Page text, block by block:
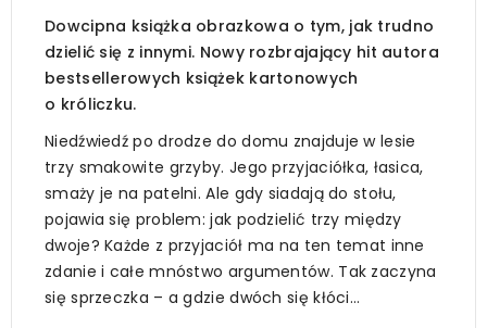
Dowcipna książka obrazkowa o tym, jak trudno
dzielić się z innymi. Nowy rozbrajający hit autora
bestsellerowych książek kartonowych
o króliczku.
Niedźwiedź po drodze do domu znajduje w lesie
trzy smakowite grzyby. Jego przyjaciółka, łasica,
smaży je na patelni. Ale gdy siadają do stołu,
pojawia się problem: jak podzielić trzy między
dwoje? Każde z przyjaciół ma na ten temat inne
zdanie i całe mnóstwo argumentów. Tak zaczyna
się sprzeczka – a gdzie dwóch się kłóci…